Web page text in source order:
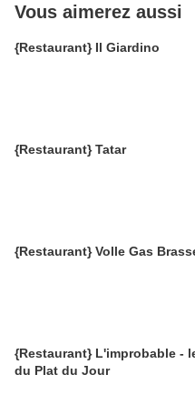
Vous aimerez aussi
{Restaurant} Il Giardino
{Restaurant} Tatar
{Restaurant} Volle Gas
{Restaurant} L'improbable -
du Plat du Jour